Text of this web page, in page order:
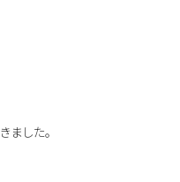
ました。